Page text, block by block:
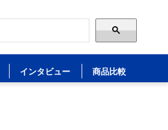
インタビュー 商品比較